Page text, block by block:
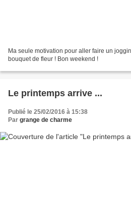
Ma seule motivation pour aller faire un
bouquet de fleur ! Bon weekend !
Le printemps arrive ...
Publié le 25/02/2016 à 15:38
Par grange de charme